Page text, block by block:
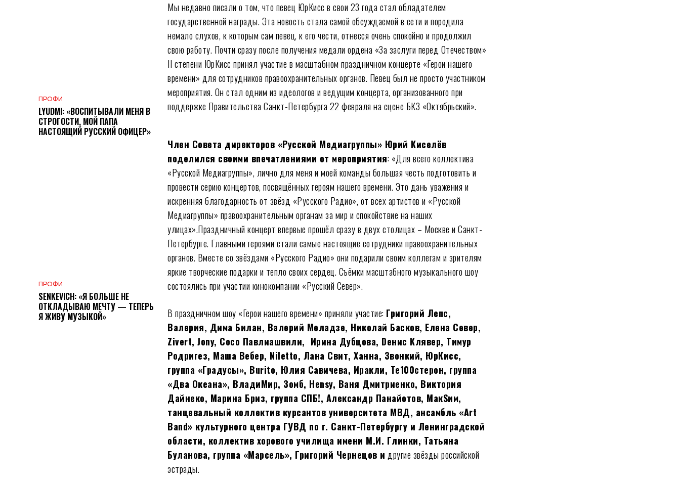
ПРОФИ
LYUDMI: «ВОСПИТЫВАЛИ МЕНЯ В
СТРОГОСТИ, МОЙ ПАПА
НАСТОЯЩИЙ РУССКИЙ ОФИЦЕР»
ПРОФИ
SENKEVICH: «Я БОЛЬШЕ НЕ
ОТКЛАДЫВАЮ МЕЧТУ — ТЕПЕРЬ
Я ЖИВУ МУЗЫКОЙ»
Мы недавно писали о том, что певец ЮрКисс в свои 23 года стал обладателем
государственной награды. Эта новость стала самой обсуждаемой в сети и породила
немало слухов, к которым сам певец, к его чести, отнесся очень спокойно и продолжил
свою работу. Почти сразу после получения медали ордена «За заслуги перед Отечеством»
II степени ЮрКисс принял участие в масштабном праздничном концерте «Герои нашего
времени» для сотрудников правоохранительных органов. Певец был не просто участником
мероприятия. Он стал одним из идеологов и ведущим концерта, организованного при
поддержке Правительства Санкт-Петербурга 22 февраля на сцене БКЗ «Октябрьский».
Член Совета директоров «Русской Медиагруппы» Юрий Киселёв
поделился своими впечатлениями от мероприятия: «Для всего коллектива
«Русской Медиагруппы», лично для меня и моей команды большая честь подготовить и
провести серию концертов, посвящённых героям нашего времени. Это дань уважения и
искренняя благодарность от звёзд «Русского Радио», от всех артистов и «Русской
Медиагруппы» правоохранительным органам за мир и спокойствие на наших
улицах».Праздничный концерт впервые прошёл сразу в двух столицах – Москве и Санкт-
Петербурге. Главными героями стали самые настоящие сотрудники правоохранительных
органов. Вместе со звёздами «Русского Радио» они подарили своим коллегам и зрителям
яркие творческие подарки и тепло своих сердец. Съёмки масштабного музыкального шоу
состоялись при участии кинокомпании «Русский Север».
В праздничном шоу «Герои нашего времени» приняли участие: Григорий Лепс,
Валерия, Дима Билан, Валерий Меладзе, Николай Басков, Елена Север,
Zivert, Jony, Сосо Павлиашвили, Ирина Дубцова, Dенис Клявер, Тимур
Родригез, Маша Вебер, Niletto, Лана Свит, Ханна, Звонкий, ЮрКисс,
группа «Градусы», Burito, Юлия Савичева, Иракли, Те100стерон, группа
«Два Океана», ВладиМир, Зомб, Hensy, Ваня Дмитриенко, Виктория
Дайнеко, Марина Бриз, группа СПБ!, Александр Панайотов, МакSим,
танцевальный коллектив курсантов университета МВД, ансамбль «Art
Band» культурного центра ГУВД по г. Санкт-Петербургу и Ленинградской
области, коллектив хорового училища имени М.И. Глинки, Татьяна
Буланова, группа «Марсель», Григорий Чернецов и другие звёзды российской
эстрады.